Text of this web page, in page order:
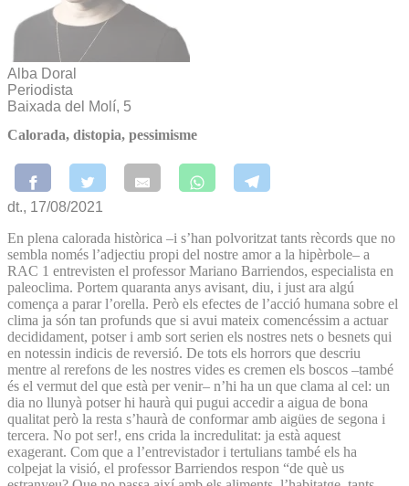
Alba Doral
Periodista
Baixada del Molí, 5
Calorada, distopia, pessimisme
dt., 17/08/2021
En plena calorada històrica –i s’han polvoritzat tants rècords que no
sembla només l’adjectiu propi del nostre amor a la hipèrbole– a
RAC 1 entrevisten el professor Mariano Barriendos, especialista en
paleoclima. Portem quaranta anys avisant, diu, i just ara algú
comença a parar l’orella. Però els efectes de l’acció humana sobre el
clima ja són tan profunds que si avui mateix comencéssim a actuar
decididament, potser i amb sort serien els nostres nets o besnets qui
en notessin indicis de reversió. De tots els horrors que descriu
mentre al rerefons de les nostres vides es cremen els boscos –també
és el vermut del que està per venir– n’hi ha un que clama al cel: un
dia no llunyà potser hi haurà qui pugui accedir a aigua de bona
qualitat però la resta s’haurà de conformar amb aigües de segona i
tercera. No pot ser!, ens crida la incredulitat: ja està aquest
exagerant. Com que a l’entrevistador i tertulians també els ha
colpejat la visió, el professor Barriendos respon “de què us